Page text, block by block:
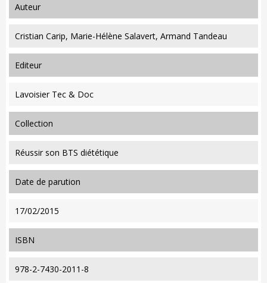
auteur
Cristian Carip, Marie-Hélène Salavert, Armand Tandeau
editeur
Lavoisier Tec & Doc
collection
Réussir son BTS diététique
date de parution
17/02/2015
ISBN
978-2-7430-2011-8